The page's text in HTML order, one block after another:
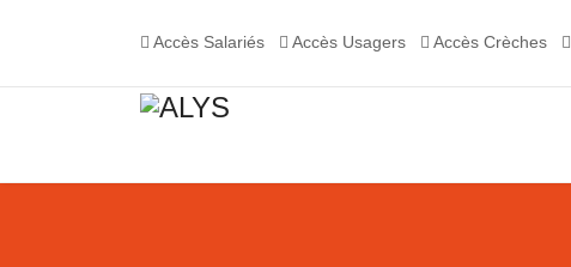
Accès Salariés Accès Usagers Accès Crèches